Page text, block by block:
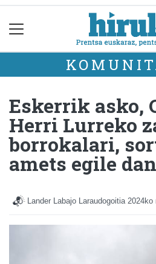
Eskerrik asko,
Herri Lurreko
borrokalari,
amets egile
Lander Labajo Laraudogoitia 2024ko